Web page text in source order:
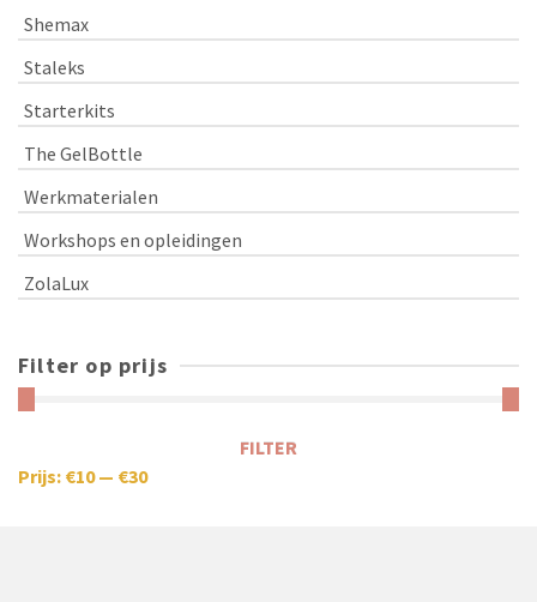
Shemax
Staleks
Starterkits
The GelBottle
Werkmaterialen
Workshops en opleidingen
ZolaLux
Filter op prijs
FILTER
Prijs: €10— €30